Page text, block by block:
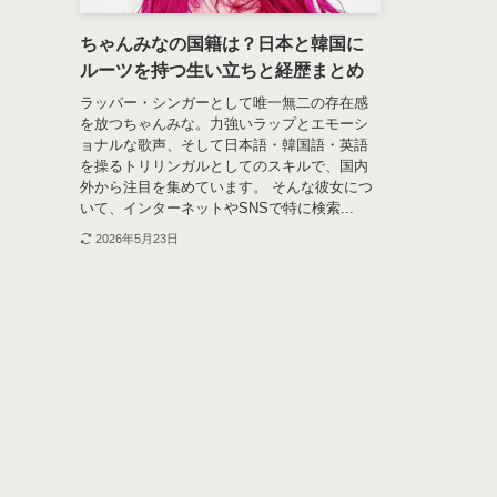
ちゃんみなの国籍は？日本と韓国に
ルーツを持つ生い立ちと経歴まとめ
ラッパー・シンガーとして唯一無二の存在感
を放つちゃんみな。力強いラップとエモーシ
ョナルな歌声、そして日本語・韓国語・英語
を操るトリリンガルとしてのスキルで、国内
外から注目を集めています。 そんな彼女につ
いて、インターネットやSNSで特に検索...
2026年5月23日